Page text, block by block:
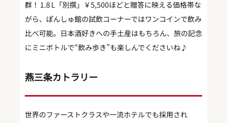
群！ 1.8 L「別撰」￥5,500ほどと贈答に映える価格帯な
がら、ぽんしゅ館の試飲コーナーではワンコインで飲み
比べ可能。日本酒好きへの手土産はもちろん、旅の記念
にミニボトルで“飲み歩き”も楽しんでくださいね♪
燕三条カトラリー
世界のファーストクラスや一流ホテルでも採用され